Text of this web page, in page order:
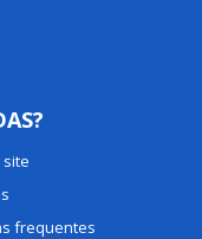
frequentes